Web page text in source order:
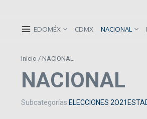
EDOMÉX CDMX NACIONAL
Inicio / NACIONAL
NACIONAL
Subcategorías:ELECCIONES 2O21